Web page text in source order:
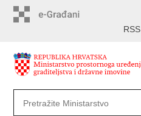
RSS